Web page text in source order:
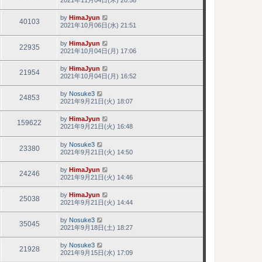
40103 by HimaJyun
2021年10月06日(水) 21:51
22935 by HimaJyun
2021年10月04日(月) 17:06
21954 by HimaJyun
2021年10月04日(月) 16:52
24853 by Nosuke3
2021年9月21日(火) 18:07
159622 by HimaJyun
2021年9月21日(火) 16:48
23380 by Nosuke3
2021年9月21日(火) 14:50
24246 by HimaJyun
2021年9月21日(火) 14:46
25038 by HimaJyun
2021年9月21日(火) 14:44
35045 by Nosuke3
2021年9月18日(土) 18:27
21928 by Nosuke3
2021年9月15日(水) 17:09